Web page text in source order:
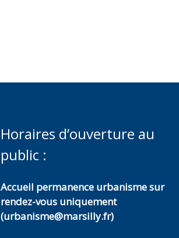
Horaires d’ouverture au
public :
Accueil permanence urbanisme sur
rendez-vous uniquement
(urbanisme@marsilly.fr)